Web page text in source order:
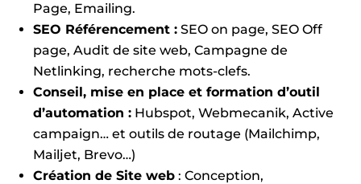
Page, Emailing.
SEO Référencement : SEO on page, SEO Off
page, Audit de site web, Campagne de
Netlinking, recherche mots-clefs.
Conseil, mise en place et formation d’outil
d’automation : Hubspot, Webmecanik, Active
campaign… et outils de routage (Mailchimp,
Mailjet, Brevo…)
Création de Site web : Conception,